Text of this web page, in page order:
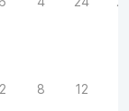
2 8 12